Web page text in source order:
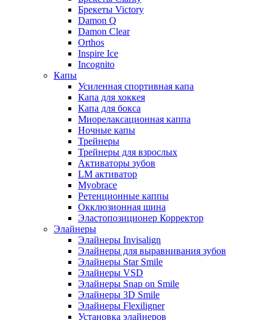
Брекеты Victory
Damon Q
Damon Clear
Orthos
Inspire Ice
Incognito
Капы
Усиленная спортивная капа
Капа для хоккея
Капа для бокса
Миорелаксационная каппа
Ночные капы
Трейнеры
Трейнеры для взрослых
Активаторы зубов
LM активатор
Myobrace
Ретенционные каппы
Окклюзионная шина
Эластопозиционер Корректор
Элайнеры
Элайнеры Invisalign
Элайнеры для выравнивания зубов
Элайнеры Star Smile
Элайнеры VSD
Элайнеры Snap on Smile
Элайнеры 3D Smile
Элайнеры Flexiligner
Установка элайнеров